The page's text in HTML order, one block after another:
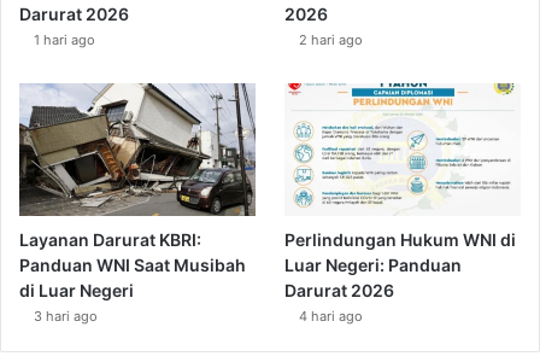
Darurat 2026
1 hari ago
2026
2 hari ago
Layanan Darurat KBRI:
Panduan WNI Saat Musibah
di Luar Negeri
3 hari ago
Perlindungan Hukum WNI di
Luar Negeri: Panduan
Darurat 2026
4 hari ago